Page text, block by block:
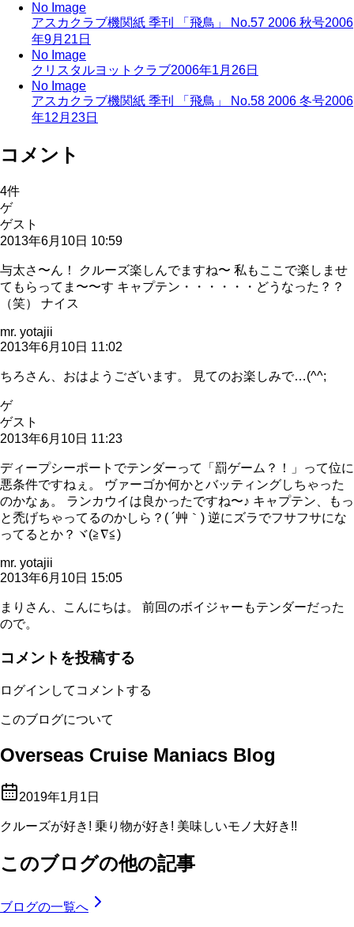
No Image
アスカクラブ機関紙 季刊 「飛鳥」 No.57 2006 秋号2006
年9月21日
No Image
クリスタルヨットクラブ2006年1月26日
No Image
アスカクラブ機関紙 季刊 「飛鳥」 No.58 2006 冬号2006
年12月23日
コメント
4件
ゲ
ゲスト
2013年6月10日 10:59
与太さ〜ん！ クルーズ楽しんでますね〜 私もここで楽しませ
てもらってま〜〜す キャプテン・・・・・・どうなった？？
（笑） ナイス
mr. yotajii
2013年6月10日 11:02
ちろさん、おはようございます。 見てのお楽しみで…(^^;
ゲ
ゲスト
2013年6月10日 11:23
ディープシーポートでテンダーって「罰ゲーム？！」って位に
悪条件ですねぇ。 ヴァーゴか何かとバッティングしちゃった
のかなぁ。 ランカウイは良かったですね〜♪ キャプテン、もっ
と禿げちゃってるのかしら？( ´艸｀) 逆にズラでフサフサにな
ってるとか？ヾ(≧∇≦)
mr. yotajii
2013年6月10日 15:05
まりさん、こんにちは。 前回のボイジャーもテンダーだった
ので。
コメントを投稿する
ログインしてコメントする
このブログについて
Overseas Cruise Maniacs Blog
2019年1月1日
クルーズが好き! 乗り物が好き! 美味しいモノ大好き!!
このブログの他の記事
ブログの一覧へ